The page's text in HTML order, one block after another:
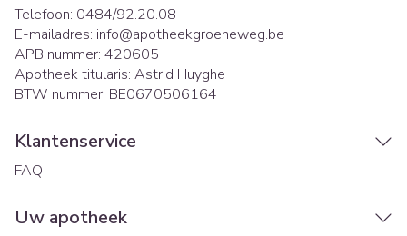
Telefoon: 0484/92.20.08
E-mailadres: info@apotheekgroeneweg.be
APB nummer: 420605
Apotheek titularis: Astrid Huyghe
BTW nummer: BE0670506164
Klantenservice
FAQ
Uw apotheek